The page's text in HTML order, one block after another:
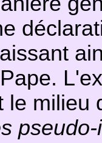
le milieu